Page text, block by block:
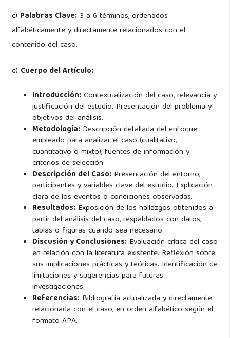
c) Palabras Clave:3 a 6 términos, ordenados
alfabéticamente y directamente relacionados con el
contenido del caso.
d) Cuerpo del Artículo:
Introducción:Contextualización del caso, relevancia y
justificación del estudio. Presentación del problema y
objetivos del análisis.
Metodología:Descripción detallada del enfoque
empleado para analizar el caso (cualitativo,
cuantitativo o mixto), fuentes de información y
criterios de selección.
Descripción del Caso:Presentación del entorno,
participantes y variables clave del estudio. Explicación
clara de los eventos o condiciones observadas.
Resultados:Exposición de los hallazgos obtenidos a
partir del análisis del caso, respaldados con datos,
tablas o figuras cuando sea necesario.
Discusión y Conclusiones:Evaluación crítica del caso
en relación con la literatura existente. Reflexión sobre
sus implicaciones prácticas y teóricas. Identificación de
limitaciones y sugerencias para futuras
investigaciones.
Referencias:Bibliografía actualizada y directamente
relacionada con el caso, en orden alfabético según el
formato APA.